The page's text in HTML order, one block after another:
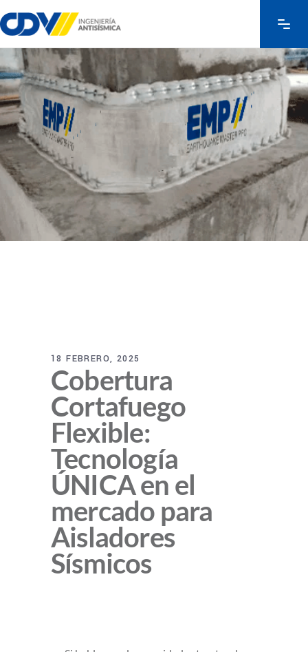
18 FEBRERO, 2025
Cobertura
Cortafuego
Flexible:
Tecnología
ÚNICA en el
mercado para
Aisladores
Sísmicos